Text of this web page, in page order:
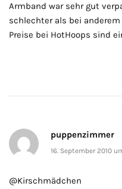
Armband war sehr gut
schlechter als bei
Preise bei HotHoops sind
puppenzimmer
16. September 2010
@Kirschmädchen